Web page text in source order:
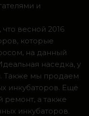
и
весной 2016
которые
на данный
наседка, у
Также мы продаем
инкубаторов. Ещё
ремонт, а также
инкубаторов.